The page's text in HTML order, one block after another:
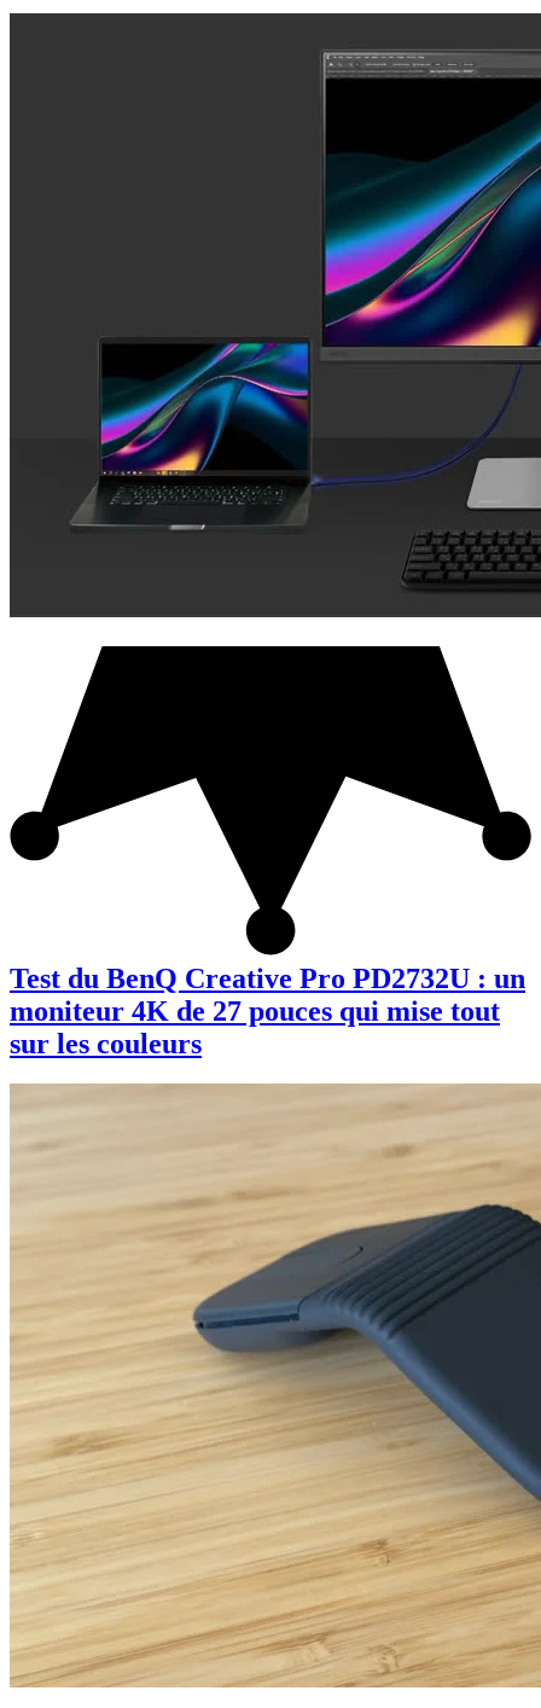
Test du BenQ Creative Pro PD2732U : un
moniteur 4K de 27 pouces qui mise tout
sur les couleurs